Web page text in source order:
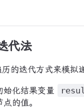
代法
的迭代方式来模拟
始化结果变量
的值。